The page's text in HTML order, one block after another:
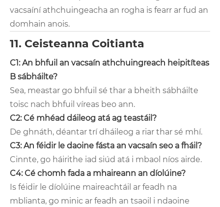
vacsaíní athchuingeacha an rogha is fearr ar fud an
domhain anois.
11. Ceisteanna Coitianta
C1: An bhfuil an vacsaín athchuingreach heipitíteas
B sábháilte?
Sea, meastar go bhfuil sé thar a bheith sábháilte
toisc nach bhfuil víreas beo ann.
C2: Cé mhéad dáileog atá ag teastáil?
De ghnáth, déantar trí dháileog a riar thar sé mhí.
C3: An féidir le daoine fásta an vacsaín seo a fháil?
Cinnte, go háirithe iad siúd atá i mbaol níos airde.
C4: Cé chomh fada a mhaireann an díolúine?
Is féidir le díolúine maireachtáil ar feadh na
mblianta, go minic ar feadh an tsaoil i ndaoine